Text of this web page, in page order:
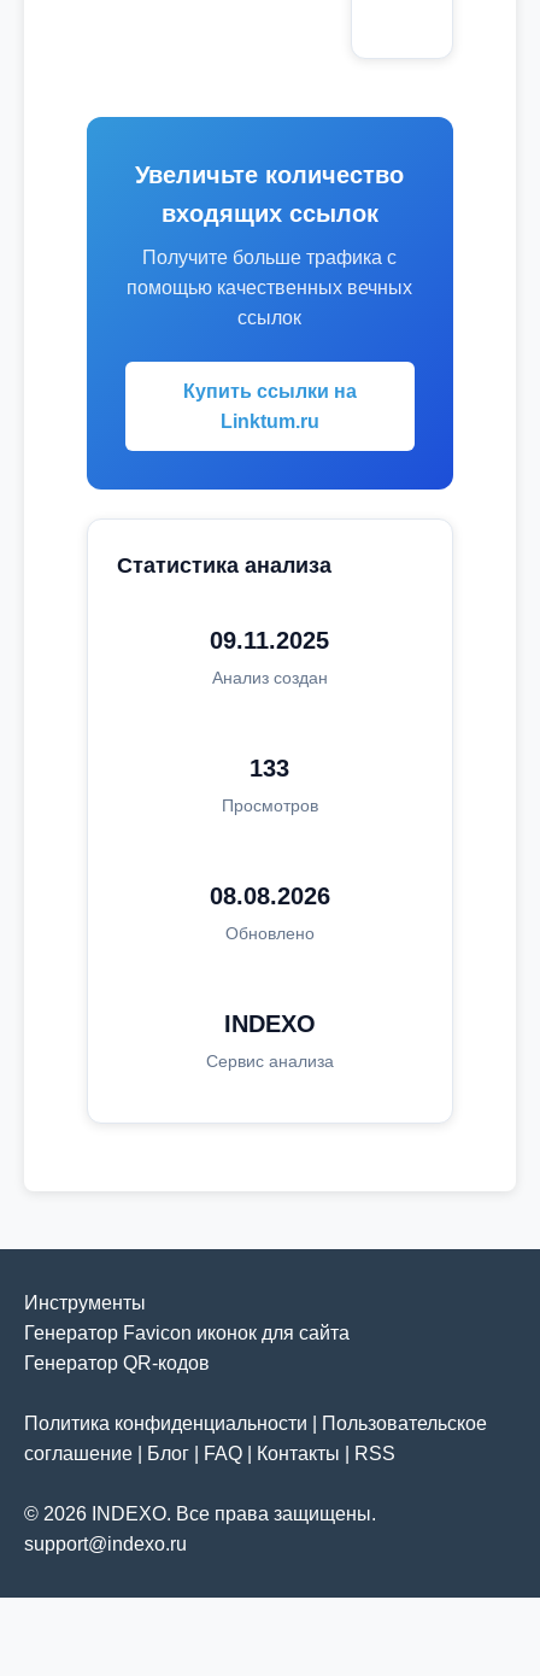
Увеличьте количество
входящих ссылок
Получите больше трафика с
помощью качественных вечных
ссылок
Купить ссылки на
Linktum.ru
Статистика анализа
09.11.2025
Анализ создан
133
Просмотров
08.08.2026
Обновлено
INDEXO
Сервис анализа
Инструменты
Генератор Favicon иконок для сайта
Генератор QR-кодов
Политика конфиденциальности
Пользовательское
соглашение
Блог FAQ Контакты RSS
© 2026 INDEXO. Все права защищены.
support@indexo.ru